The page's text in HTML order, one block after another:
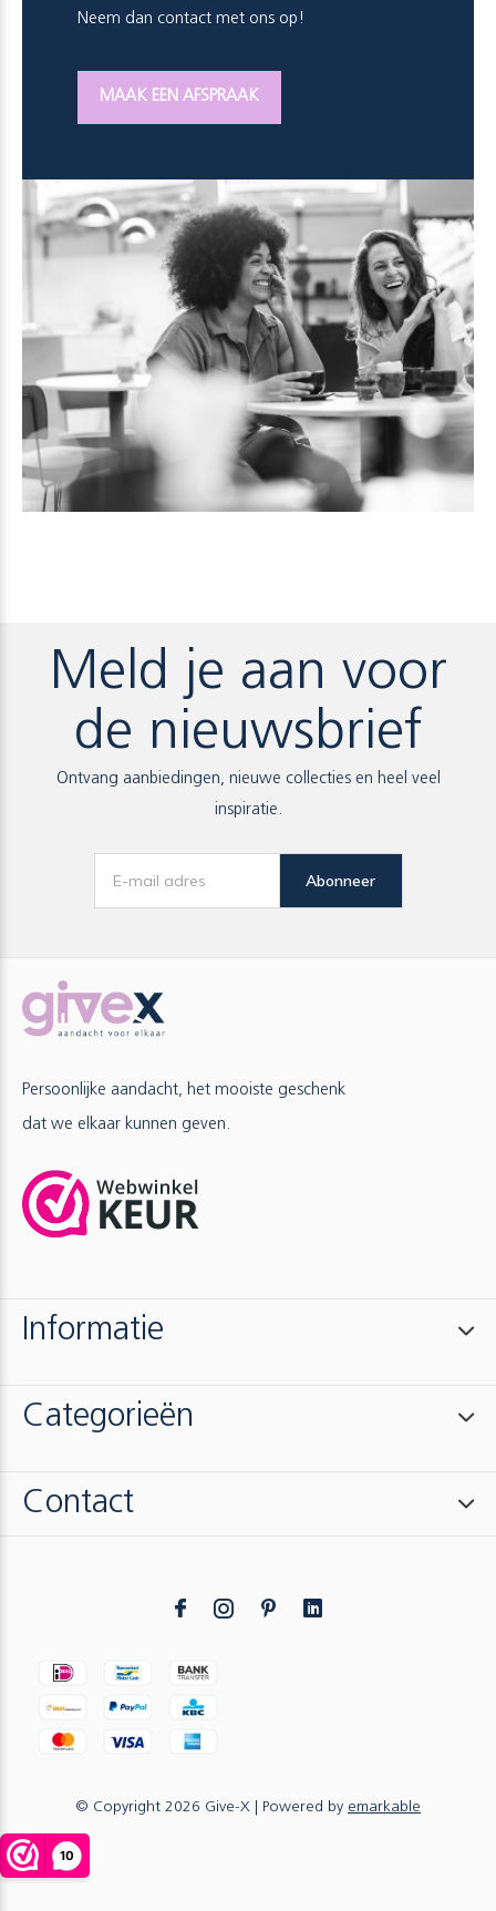
Neem dan contact met ons op!
MAAK EEN AFSPRAAK
Meld je aan voor
de nieuwsbrief
Ontvang aanbiedingen, nieuwe collecties en heel veel
inspiratie.
Abonneer
Persoonlijke aandacht, het mooiste geschenk
dat we elkaar kunnen geven.
Informatie
Categorieën
Contact
© Copyright 2026 Give-X | Powered by emarkable